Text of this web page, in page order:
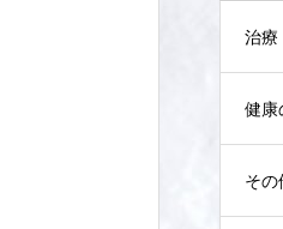
治療
健康
その